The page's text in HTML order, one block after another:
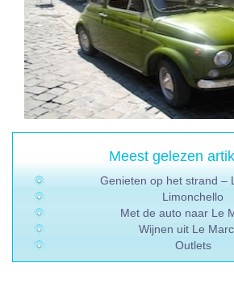
Meest gelezen
Genieten op het strand –
Limonchello
Met de auto naar Le
Wijnen uit Le
Outlets